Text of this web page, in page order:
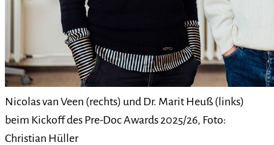
Nicolas van Veen (rechts) und Dr. Marit Heuß (links)
beim Kickoff des Pre-Doc Awards 2025/26, Foto:
Christian Hüller